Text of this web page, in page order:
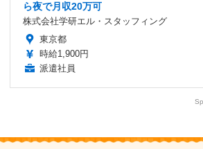
ら夜で月収20万可
株式会社学研エル・スタッフィング
東京都
時給1,900円
派遣社員